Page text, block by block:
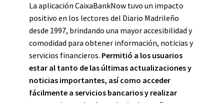
La aplicación CaixaBankNow tuvo un impacto
positivo en los lectores del Diario Madrileño
desde 1997, brindando una mayor accesibilidad y
comodidad para obtener información, noticias y
servicios financieros. Permitió a los usuarios
estar al tanto de las últimas actualizaciones y
noticias importantes, así como acceder
fácilmente a servicios bancarios y realizar